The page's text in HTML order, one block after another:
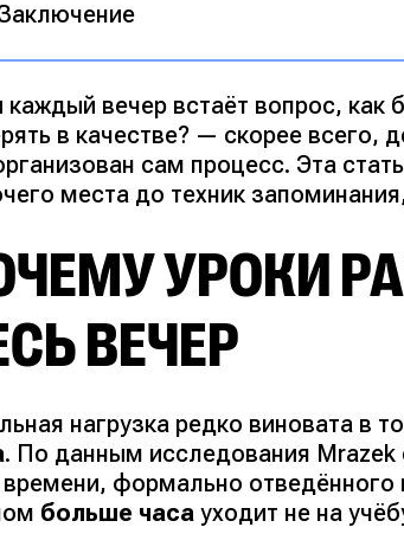
каждый вечер встаёт вопрос, как
в качестве? — скорее всего,
сам процесс. Эта
места до техник
УРОКИ
ВЕЧЕР
нагрузка редко виновата в
. По данным исследования Mrazek
времени, формально отведённого
больше часа уходит не на